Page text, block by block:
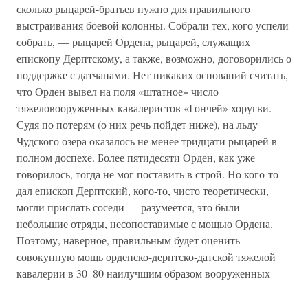
сколько рыцарей-братьев нужно для правильного
выстраивания боевой колонны. Собрали тех, кого успели
собрать, — рыцарей Ордена, рыцарей, служащих
епископу Дерптскому, а также, возможно, договорились о
поддержке с датчанами. Нет никаких оснований считать,
что Орден вывел на поля «штатное» число
тяжеловооруженных кавалеристов «Гончей» хоругви.
Судя по потерям (о них речь пойдет ниже), на льду
Чудского озера оказалось не менее тридцати рыцарей в
полном доспехе. Более пятидесяти Орден, как уже
говорилось, тогда не мог поставить в строй. Но кого-то
дал епископ Дерптский, кого-то, чисто теоретически,
могли прислать соседи — разумеется, это были
небольшие отряды, несопоставимые с мощью Ордена.
Поэтому, наверное, правильным будет оценить
совокупную мощь орденско-дерптско-датской тяжелой
кавалерии в 30–80 наилучшим образом вооруженных